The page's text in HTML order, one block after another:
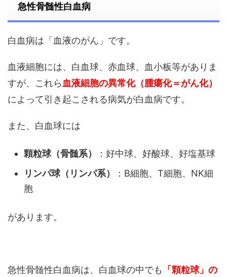
急性骨髄性白血病
白血病は「血液のがん」です。
血液細胞には、白血球、赤血球、血小板等がありま
すが、これら 血液細胞の異常化（腫瘍化＝がん化）
によって引き起こされる病気が白血病です。
また、白血球には
顆粒球（骨髄系）
：好中球、好酸球、好塩基球
リンパ球（リンパ系）
：B細胞、T細胞、NK細
胞
があります。
急性骨髄性白血病は、白血球の中でも
「顆粒球」の